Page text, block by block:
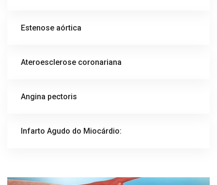
Estenose aórtica
Ateroesclerose coronariana
Angina pectoris
Infarto Agudo do Miocárdio: